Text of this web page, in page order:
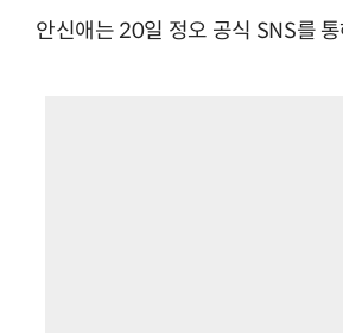
안신애는 20일 정오 공식 SNS를